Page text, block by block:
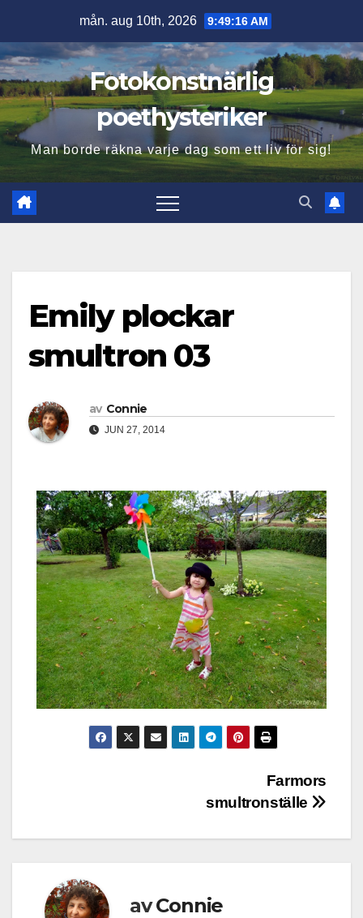
innehåll
mån. aug 10th, 2026 9:49:17 AM
Fotokonstnärlig
poethysteriker
Man borde räkna varje dag som ett liv för sig!
Emily plockar
smultron 03
av Connie
JUN 27, 2014
Farmors
smultronställe
avConnie